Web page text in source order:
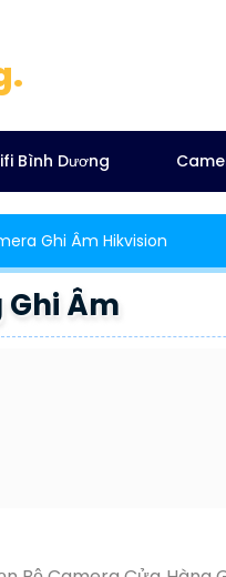
Bình Dương
Ghi Âm Hikvision
Âm